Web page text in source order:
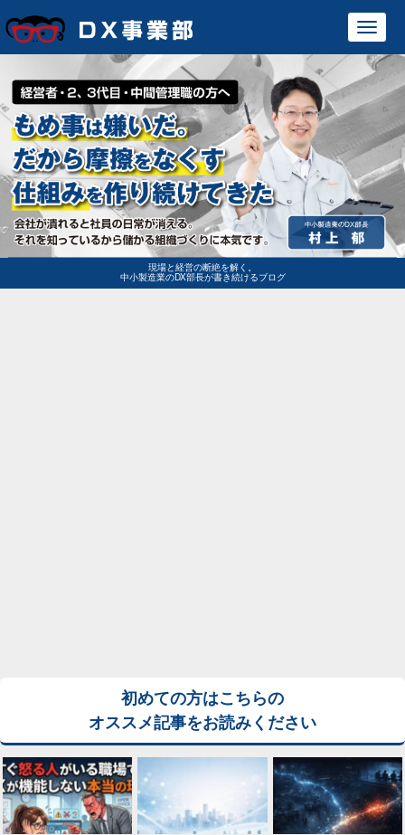
現場と経営の断絶を解く。
中小製造業のDX部長が書き続けるブログ
初めての方はこちらの
オススメ記事をお読みください